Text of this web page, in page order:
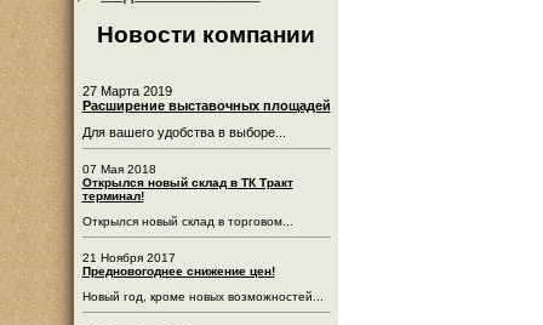
Новости компании
27 Марта 2019
Расширение выставочных площадей
Для вашего удобства в выборе...
07 Мая 2018
Открылся новый склад в ТК Тракт
терминал!
Открылся новый склад в торговом...
21 Ноября 2017
Предновогоднее снижение цен!
Новый год, кроме новых возможностей...